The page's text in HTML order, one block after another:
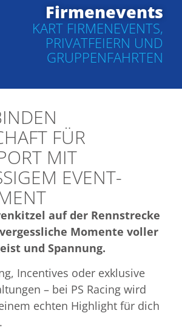
Firmenevents
KART FIRMENEVENTS,
PRIVATFEIERN UND
GRUPPENFAHRTEN
FÜR
MIT
EVENT-
auf der Rennstrecke
Momente voller
und Spannung.
Incentives oder exklusive
– bei PS Racing wird
echten Highlight für dich